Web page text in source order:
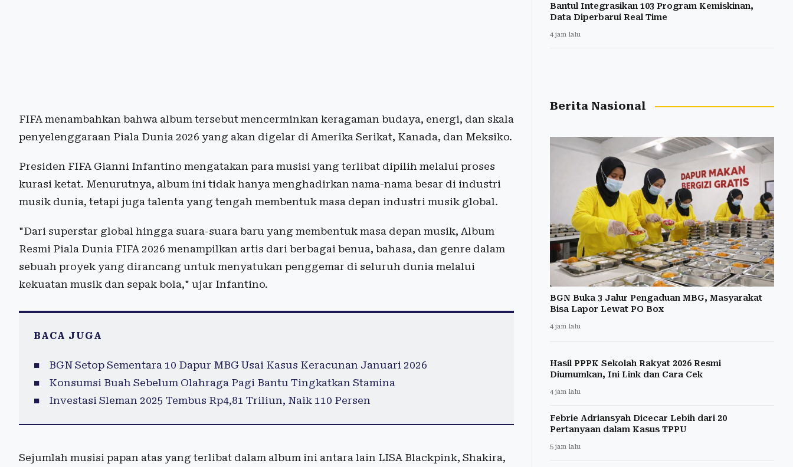
FIFA menambahkan bahwa album tersebut mencerminkan keragaman budaya, energi, dan skala
penyelenggaraan Piala Dunia 2026 yang akan digelar di Amerika Serikat, Kanada, dan Meksiko.
Presiden FIFA Gianni Infantino mengatakan para musisi yang terlibat dipilih melalui proses
kurasi ketat. Menurutnya, album ini tidak hanya menghadirkan nama-nama besar di industri
musik dunia, tetapi juga talenta yang tengah membentuk masa depan industri musik global.
"Dari superstar global hingga suara-suara baru yang membentuk masa depan musik, Album
Resmi Piala Dunia FIFA 2026 menampilkan artis dari berbagai benua, bahasa, dan genre dalam
sebuah proyek yang dirancang untuk menyatukan penggemar di seluruh dunia melalui
kekuatan musik dan sepak bola," ujar Infantino.
BACA JUGA
BGN Setop Sementara 10 Dapur MBG Usai Kasus Keracunan Januari 2026
Konsumsi Buah Sebelum Olahraga Pagi Bantu Tingkatkan Stamina
Investasi Sleman 2025 Tembus Rp4,81 Triliun, Naik 110 Persen
Sejumlah musisi papan atas yang terlibat dalam album ini antara lain LISA Blackpink, Shakira,
Bantul Integrasikan 103 Program Kemiskinan,
Data Diperbarui Real Time
4 jam lalu
Berita Nasional
BGN Buka 3 Jalur Pengaduan MBG, Masyarakat
Bisa Lapor Lewat PO Box
4 jam lalu
Hasil PPPK Sekolah Rakyat 2026 Resmi
Diumumkan, Ini Link dan Cara Cek
4 jam lalu
Febrie Adriansyah Dicecar Lebih dari 20
Pertanyaan dalam Kasus TPPU
5 jam lalu